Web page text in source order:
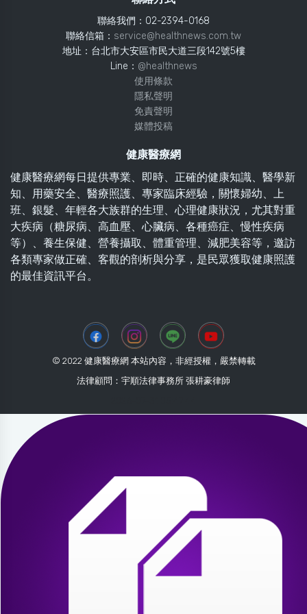
聯絡我們：02-2394-0168
聯絡信箱： service@healthnews.com.tw
地址：台北市大安區市民大道三段142號5樓
Line： @healthnews
使用條款
隱私聲明
免責聲明
媒體投稿
健康醫療網
健康醫療網每日提供專業、即時、正確的健康知識、醫學新
知、用藥安全、醫療照護、專家臨床經驗，關懷婦幼、上
班、銀髮、年輕各大族群的生理、心理健康狀況，尤其對重
大疾病（糖尿病、高血壓、心臟病、各種癌症、慢性疾病
等）、養生保健、營養攝取、體重管理、減肥美容等，邀訪
各類專家做正確、客觀的剖析與分享，是民眾獲取健康照護
的最佳資訊平台。
© 2022 健康醫療網 本站內容，非經授權，嚴禁轉載
法律顧問：宇順法律事務所 張耕豪律師